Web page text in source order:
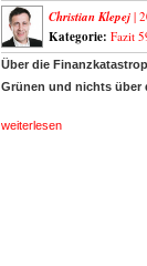
Christian Klepej |
Kategorie: Fazit
Über die
Grünen und nichts über
weiterlesen